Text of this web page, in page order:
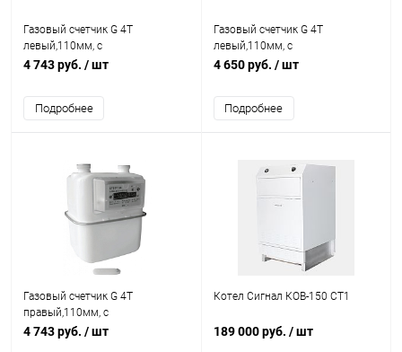
Газовый счетчик G 4Т
левый,110мм, с
термокоррекцией Сигма СГБТ
4 743 руб. / шт
Подробнее
Газовый счетчик G 4Т
левый,110мм, с
термокоррекцией Сигнал
4 650 руб. / шт
Подробнее
Газовый счетчик G 4Т
правый,110мм, с
термокоррекцией Сигма СГБТ
4 743 руб. / шт
Котел Сигнал КОВ-150 СТ1
189 000 руб. / шт